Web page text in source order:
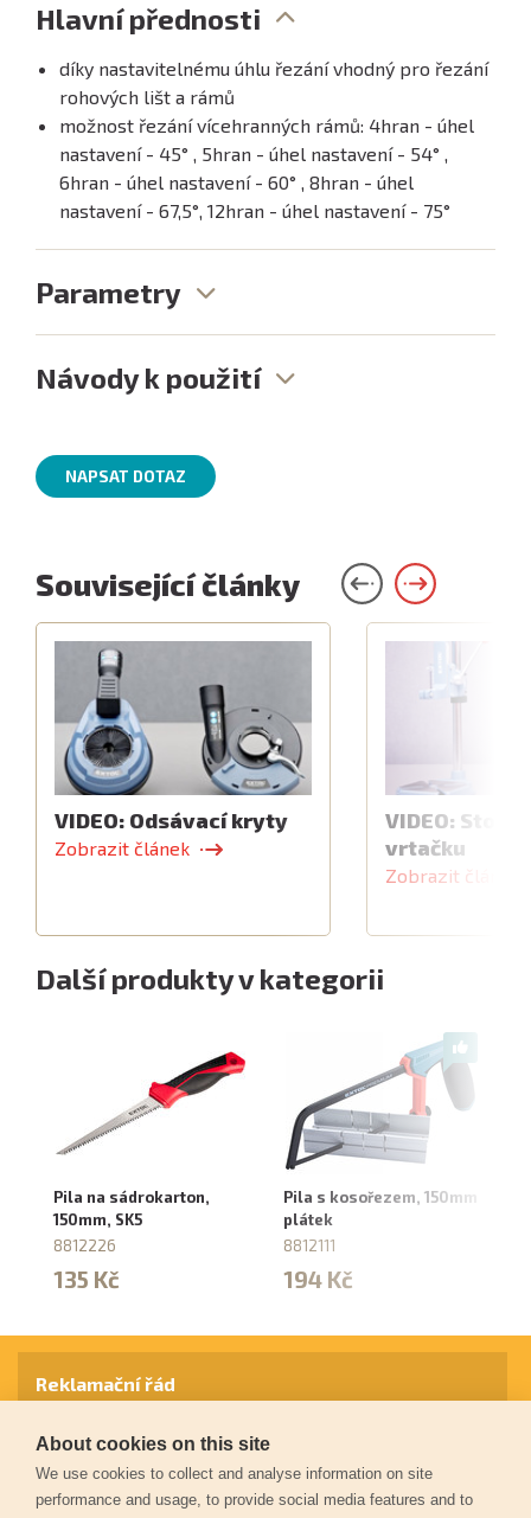
Hlavní přednosti
díky nastavitelnému úhlu řezání vhodný pro řezání
rohových lišt a rámů
možnost řezání vícehranných rámů: 4hran - úhel
nastavení - 45° , 5hran - úhel nastavení - 54° ,
6hran - úhel nastavení - 60° , 8hran - úhel
nastavení - 67,5°, 12hran - úhel nastavení - 75°
Parametry
Návody k použití
NAPSAT DOTAZ
Související články
VIDEO: Odsávací kryty
Zobrazit článek
VIDEO:
vrtačku
Zobrazit článek
Další produkty v kategorii
Pila na sádrokarton,
150mm, SK5
8812226
135 Kč
Pila s kosořezem, 150mm
plátek
8812111
194 Kč
Reklamační řád
Záruční podmínky
About cookies on this site
We use cookies to collect and analyse information on site
performance and usage, to provide social media features and to